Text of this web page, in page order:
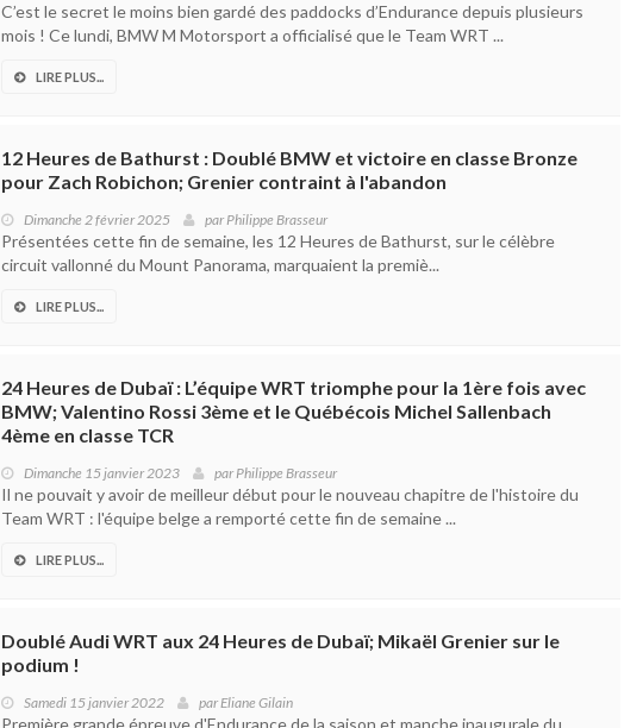
C’est le secret le moins bien gardé des paddocks d’Endurance depuis plusieurs
mois ! Ce lundi, BMW M Motorsport a officialisé que le Team WRT ...
LIRE PLUS...
12 Heures de Bathurst : Doublé BMW et victoire en classe Bronze
pour Zach Robichon; Grenier contraint à l'abandon
Dimanche 2 février 2025 parPhilippe Brasseur
Présentées cette fin de semaine, les 12 Heures de Bathurst, sur le célèbre
circuit vallonné du Mount Panorama, marquaient la premiè...
LIRE PLUS...
24 Heures de Dubaï : L’équipe WRT triomphe pour la 1ère fois avec
BMW; Valentino Rossi 3ème et le Québécois Michel Sallenbach
4ème en classe TCR
Dimanche 15 janvier 2023 parPhilippe Brasseur
Il ne pouvait y avoir de meilleur début pour le nouveau chapitre de l'histoire du
Team WRT : l'équipe belge a remporté cette fin de semaine ...
LIRE PLUS...
Doublé Audi WRT aux 24 Heures de Dubaï; Mikaël Grenier sur le
podium !
Samedi 15 janvier 2022 parEliane Gilain
Première grande épreuve d'Endurance de la saison et manche inaugurale du